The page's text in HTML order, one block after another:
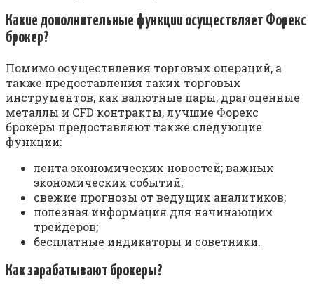
Какие дополнительные функции осуществляет Форекс
брокер?
Помимо осуществления торговых операций, а
также предоставления таких торговых
инструментов, как валютные пары, драгоценные
металлы и CFD контракты, лучшие Форекс
брокеры предоставляют также следующие
функции:
лента экономических новостей; важных
экономических событий;
свежие прогнозы от ведущих аналитиков;
полезная информация для начинающих
трейдеров;
бесплатные индикаторы и советники.
Как зарабатывают брокеры?